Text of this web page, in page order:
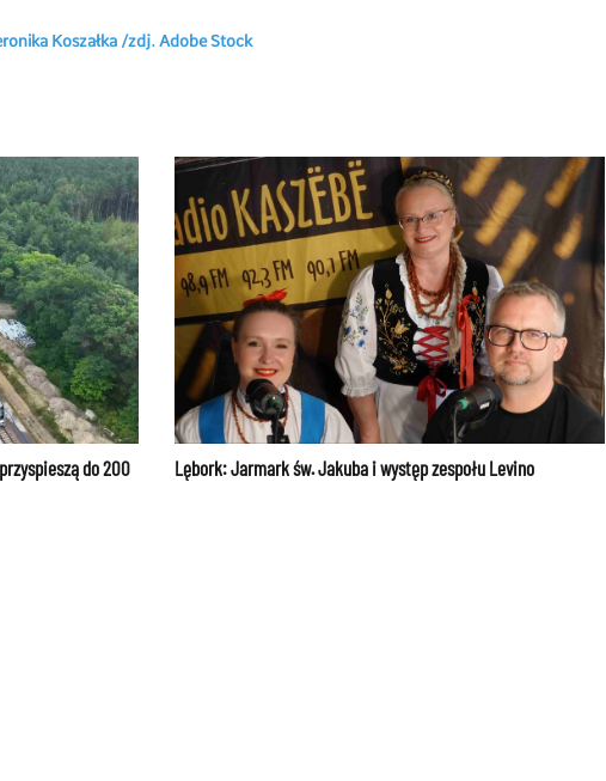
Koszałka /zdj. Adobe Stock
do 200
Lębork: Jarmark św. Jakuba i występ zespołu Levino